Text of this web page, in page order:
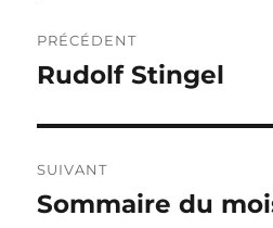
de
PRÉCÉDENT
Publication
Rudolf Stingel
SUIVANT
Publication
Sommaire du